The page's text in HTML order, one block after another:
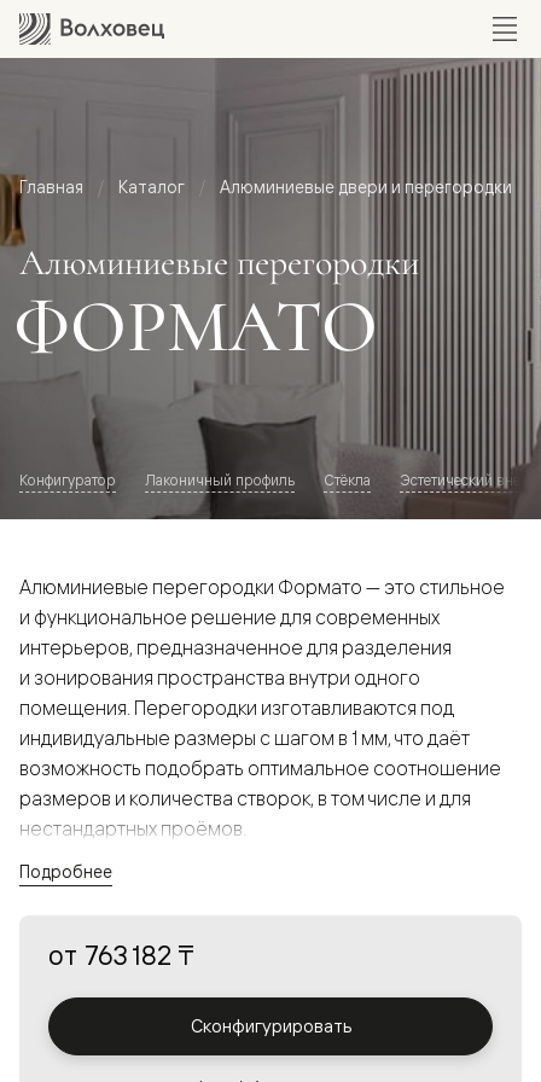
Главная Каталог Алюминиевые двери и перегородки
Алюминиевые перегородки
ФОРМАТО
Конфигуратор Лаконичный профиль Стёкла Эстетический
Алюминиевые перегородки Формато — это стильное
и функциональное решение для современных
интерьеров, предназначенное для разделения
и зонирования пространства внутри одного
помещения. Перегородки изготавливаются под
индивидуальные размеры с шагом в 1 мм, что даёт
возможность подобрать оптимальное соотношение
размеров и количества створок, в том числе и для
нестандартных проёмов.
а большой выбор вставок из стекла с различными
решения в интерьере и варьировать освещённость.
Подробнее
от 763 182 ₸
Сконфигурировать